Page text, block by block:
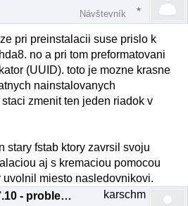
Návštevník
pri preinstalacii suse prislo k
no a pri tom preformatovani
(UUID). toto je mozne krasne
nainstalovanych
zmenit ten jeden riadok v
stary fstab ktory zavrsil svoju
aj s kremaciou pomocou
uvolnil miesto nasledovnikovi.
Re: Ubuntu 7.10 - problem s bootovanim
karschm